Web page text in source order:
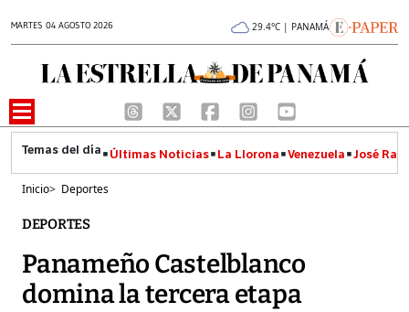
MARTES 04 AGOSTO 2026 29.4°C | PANAMÁ
Últimas Noticias La Llorona Venezuela José
Inicio> Deportes
DEPORTES
Panameño Castelblanco
domina la tercera etapa